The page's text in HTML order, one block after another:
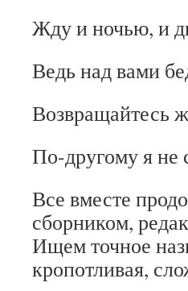
Жду и ночью, и
Ведь над вами
Возвращайтесь
По-другому я не
Все вместе
сборником,
Ищем точное
кропотливая,